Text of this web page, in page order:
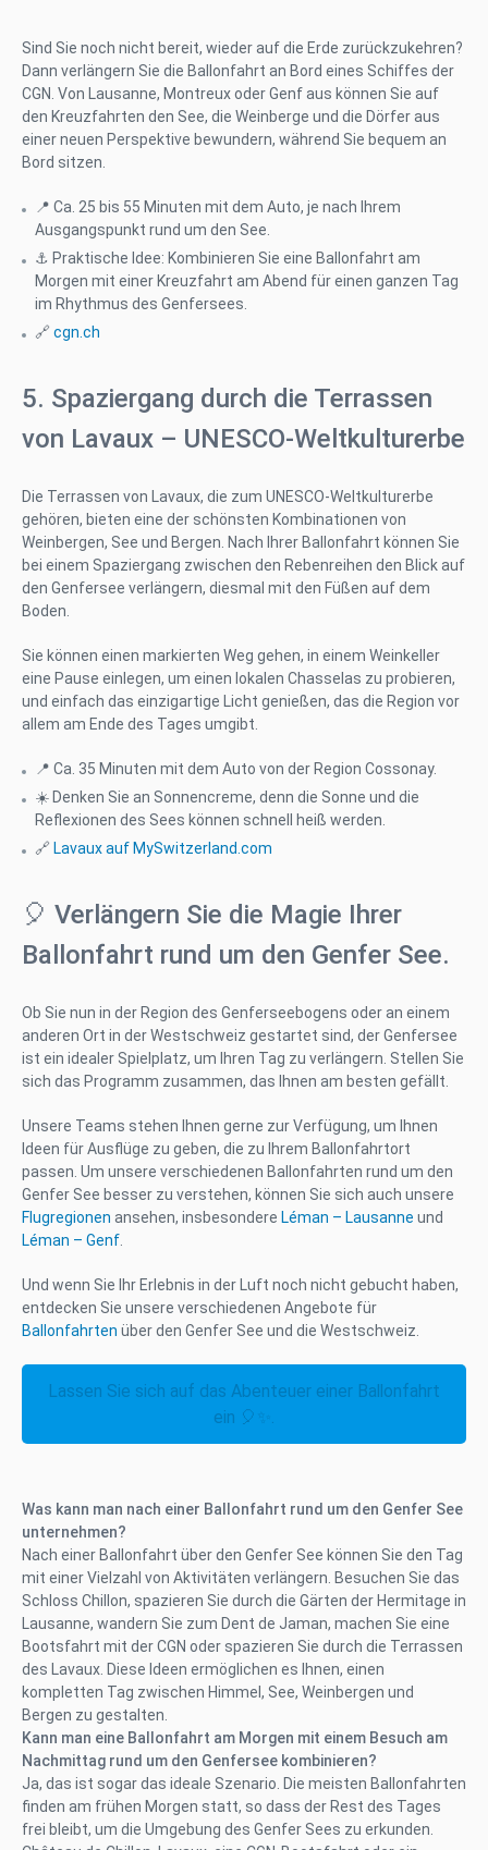
Sind Sie noch nicht bereit, wieder auf die Erde zurückzukehren?
Dann verlängern Sie die Ballonfahrt an Bord eines Schiffes der
CGN. Von Lausanne, Montreux oder Genf aus können Sie auf
den Kreuzfahrten den See, die Weinberge und die Dörfer aus
einer neuen Perspektive bewundern, während Sie bequem an
Bord sitzen.
📍 Ca. 25 bis 55 Minuten mit dem Auto, je nach Ihrem
Ausgangspunkt rund um den See.
⚓ Praktische Idee: Kombinieren Sie eine Ballonfahrt am
Morgen mit einer Kreuzfahrt am Abend für einen ganzen Tag
im Rhythmus des Genfersees.
🔗 cgn.ch
5. Spaziergang durch die Terrassen
von Lavaux – UNESCO-Weltkulturerbe
Die Terrassen von Lavaux, die zum UNESCO-Weltkulturerbe
gehören, bieten eine der schönsten Kombinationen von
Weinbergen, See und Bergen. Nach Ihrer Ballonfahrt können Sie
bei einem Spaziergang zwischen den Rebenreihen den Blick auf
den Genfersee verlängern, diesmal mit den Füßen auf dem
Boden.
Sie können einen markierten Weg gehen, in einem Weinkeller
eine Pause einlegen, um einen lokalen Chasselas zu probieren,
und einfach das einzigartige Licht genießen, das die Region vor
allem am Ende des Tages umgibt.
📍 Ca. 35 Minuten mit dem Auto von der Region Cossonay.
☀️ Denken Sie an Sonnencreme, denn die Sonne und die
Reflexionen des Sees können schnell heiß werden.
🔗 Lavaux auf MySwitzerland.com
🎈 Verlängern Sie die Magie Ihrer
Ballonfahrt rund um den Genfer See.
Ob Sie nun in der Region des Genferseebogens oder an einem
anderen Ort in der Westschweiz gestartet sind, der Genfersee
ist ein idealer Spielplatz, um Ihren Tag zu verlängern. Stellen Sie
sich das Programm zusammen, das Ihnen am besten gefällt.
Unsere Teams stehen Ihnen gerne zur Verfügung, um Ihnen
Ideen für Ausflüge zu geben, die zu Ihrem Ballonfahrtort
passen. Um unsere verschiedenen Ballonfahrten rund um den
Genfer See besser zu verstehen, können Sie sich auch unsere
Flugregionen ansehen, insbesondere Léman – Lausanne und
Léman – Genf
Und wenn Sie Ihr Erlebnis in der Luft noch nicht gebucht haben,
entdecken Sie unsere verschiedenen Angebote für
Ballonfahrten über den Genfer See und die Westschweiz.
Lassen Sie sich auf das Abenteuer einer Ballonfahrt
ein 🎈✨.
Was kann man nach einer Ballonfahrt rund um den Genfer See
unternehmen?
Nach einer Ballonfahrt über den Genfer See können Sie den Tag
mit einer Vielzahl von Aktivitäten verlängern. Besuchen Sie das
Schloss Chillon, spazieren Sie durch die Gärten der Hermitage in
Lausanne, wandern Sie zum Dent de Jaman, machen Sie eine
Bootsfahrt mit der CGN oder spazieren Sie durch die Terrassen
des Lavaux. Diese Ideen ermöglichen es Ihnen, einen
kompletten Tag zwischen Himmel, See, Weinbergen und
Bergen zu gestalten.
Kann man eine Ballonfahrt am Morgen mit einem Besuch am
Nachmittag rund um den Genfersee kombinieren?
Ja, das ist sogar das ideale Szenario. Die meisten Ballonfahrten
finden am frühen Morgen statt, so dass der Rest des Tages
frei bleibt, um die Umgebung des Genfer Sees zu erkunden.